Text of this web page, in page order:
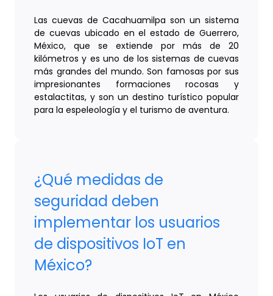
Las cuevas de Cacahuamilpa son un sistema
de cuevas ubicado en el estado de Guerrero,
México, que se extiende por más de 20
kilómetros y es uno de los sistemas de cuevas
más grandes del mundo. Son famosas por sus
impresionantes formaciones rocosas y
estalactitas, y son un destino turístico popular
para la espeleología y el turismo de aventura.
¿Qué medidas de
seguridad deben
implementar los usuarios
de dispositivos IoT en
México?